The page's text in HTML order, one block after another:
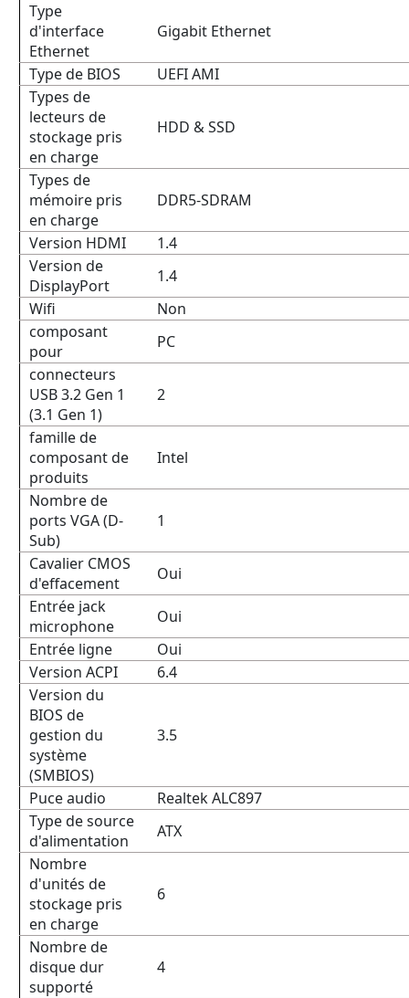
Type
d'interface
Ethernet
Gigabit Ethernet
Type de BIOS
UEFI AMI
Types de
lecteurs de
stockage pris
en charge
HDD & SSD
Types de
mémoire pris
en charge
DDR5-SDRAM
Version HDMI
1.4
Version de
DisplayPort
1.4
Wifi
Non
composant
pour
PC
connecteurs
USB 3.2 Gen 1
(3.1 Gen 1)
2
famille de
composant de
produits
Intel
Nombre de
ports VGA (D-
Sub)
1
Cavalier CMOS
d'effacement
Oui
Entrée jack
microphone
Oui
Entrée ligne
Oui
Version ACPI
6.4
Version du
BIOS de
gestion du
système
(SMBIOS)
3.5
Puce audio
Realtek ALC897
Type de source
d'alimentation
ATX
Nombre
d'unités de
stockage pris
en charge
6
Nombre de
disque dur
supporté
4